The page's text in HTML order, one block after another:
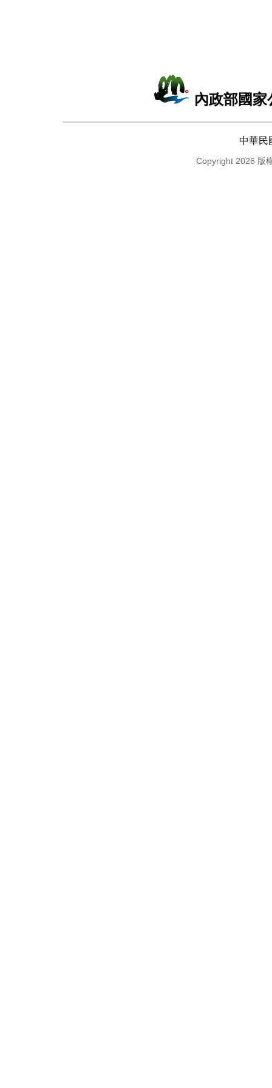
內政部國
中華民
Copyright 2026 版